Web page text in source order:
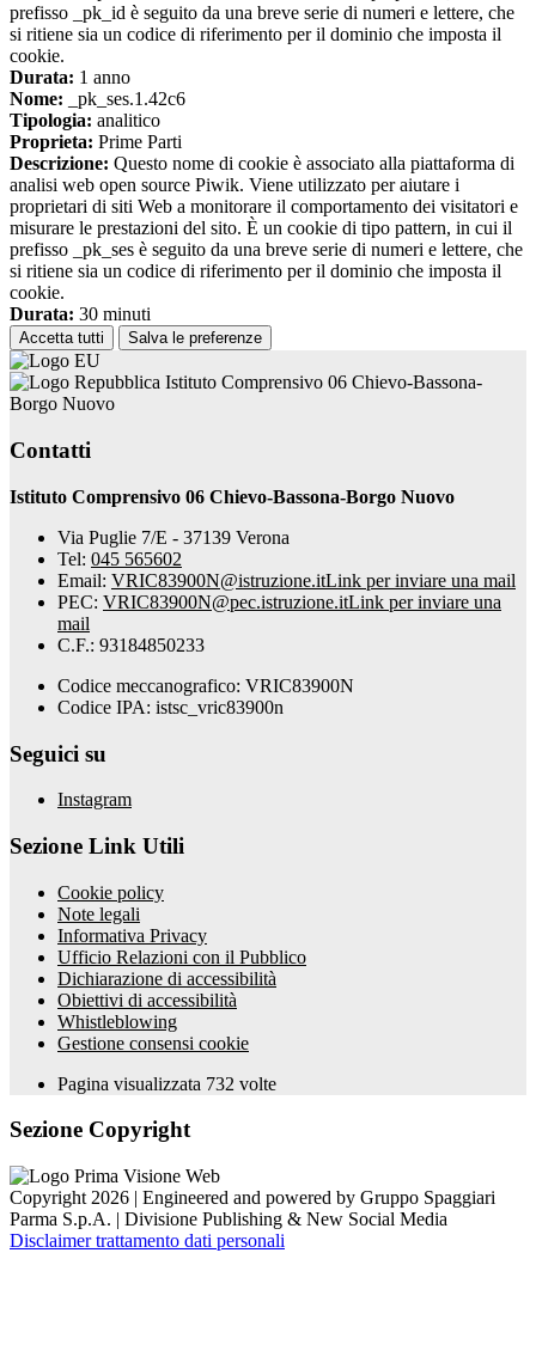
prefisso _pk_id è seguito da una breve serie di numeri e lettere, che
si ritiene sia un codice di riferimento per il dominio che imposta il
cookie.
Durata: 1 anno
Nome: _pk_ses.1.42c6
Tipologia: analitico
Proprieta: Prime Parti
Descrizione: Questo nome di cookie è associato alla piattaforma di
analisi web open source Piwik. Viene utilizzato per aiutare i
proprietari di siti Web a monitorare il comportamento dei visitatori e
misurare le prestazioni del sito. È un cookie di tipo pattern, in cui il
prefisso _pk_ses è seguito da una breve serie di numeri e lettere, che
si ritiene sia un codice di riferimento per il dominio che imposta il
cookie.
Durata: 30 minuti
Accetta tutti Salva le preferenze
Istituto Comprensivo 06 Chievo-Bassona-
Borgo Nuovo
Contatti
Istituto Comprensivo 06 Chievo-Bassona-Borgo Nuovo
Via Puglie 7/E - 37139 Verona
Tel: 045 565602
Email: VRIC83900N@istruzione.itLink per inviare una mail
PEC: VRIC83900N@pec.istruzione.itLink per inviare una
mail
C.F.: 93184850233
Codice meccanografico: VRIC83900N
Codice IPA: istsc_vric83900n
Seguici su
Instagram
Sezione Link Utili
Cookie policy
Note legali
Informativa Privacy
Ufficio Relazioni con il Pubblico
Dichiarazione di accessibilità
Obiettivi di accessibilità
Whistleblowing
Gestione consensi cookie
Pagina visualizzata 732 volte
Sezione Copyright
Copyright 2026 | Engineered and powered by Gruppo Spaggiari
Parma S.p.A. | Divisione Publishing & New Social Media
Disclaimer trattamento dati personali